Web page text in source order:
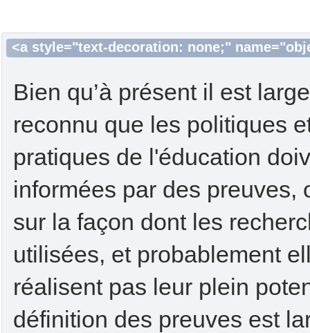
<a style="text-decoration: none;"
Bien qu’à présent il est
reconnu que les politiques
pratiques de l'éducation
informées par des preuves,
sur la façon dont les
utilisées, et probablement
réalisent pas leur plein
définition des preuves est